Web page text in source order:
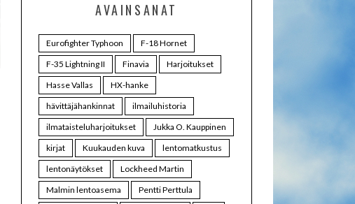
AVAINSANAT
Eurofighter Typhoon
F-18 Hornet
F-35 Lightning II
Finavia
Harjoitukset
Hasse Vallas
HX-hanke
hävittäjähankinnat
ilmailuhistoria
ilmataisteluharjoitukset
Jukka O. Kauppinen
kirjat
Kuukauden kuva
lentomatkustus
lentonäytökset
Lockheed Martin
Malmin lentoasema
Pentti Perttula